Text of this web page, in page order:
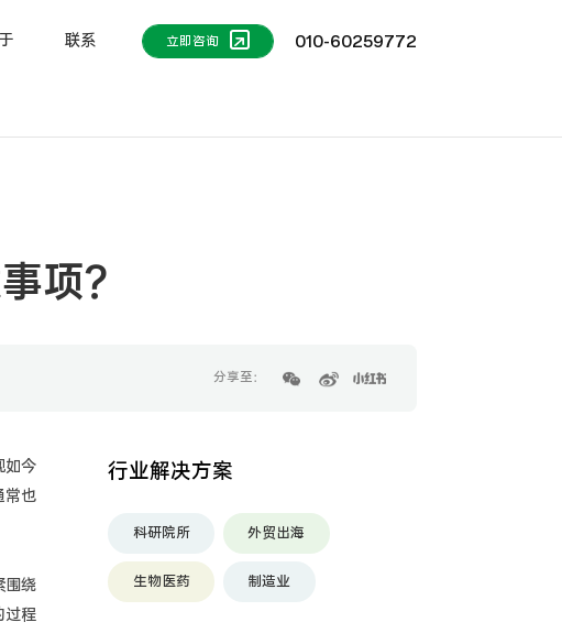
联系 立即咨询 010-60259772
项？
分享至：
如今
常也
围绕
过程
行业解决方案
科研院所 外贸出海
生物医药 制造业